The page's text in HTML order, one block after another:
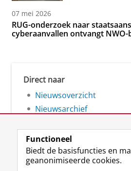
07 mei 2026
RUG-onderzoek naar
cyberaanvallen ontvangt NWO-
Direct naar
Nieuwsoverzicht
Nieuwsarchief
Functioneel
Biedt de basisfuncties en
geanonimiseerde cookies.